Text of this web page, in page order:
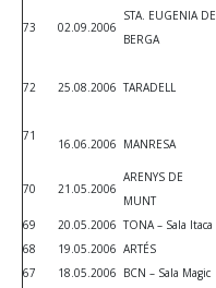
73 02.09.2006
STA. EUGENIA DE
BERGA
72 25.08.2006 TARADELL
71
16.06.2006 MANRESA
70 21.05.2006
ARENYS DE
MUNT
69 20.05.2006 TONA – Sala Itaca
68
19.05.2006 ARTÉS
67
18.05.2006 BCN – Sala Magic